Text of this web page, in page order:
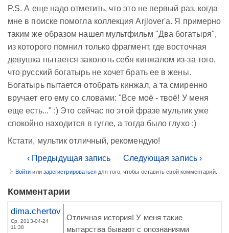
P.S. А еще надо отметить, что это не первый раз, когда
мне в поиске помогла коллекция Arjlover'а. Я примерно
таким же образом нашел мультфильм "Два богатыря",
из которого помнил только фрагмент, где восточная
девушка пытается заколоть себя кинжалом из-за того,
что русский богатырь не хочет брать ее в жены.
Богатырь пытается отобрать кинжал, а та смиренно
вручает его ему со словами: "Все моё - твоё! У меня
еще есть..." :) Это сейчас по этой фразе мультик уже
спокойно находится в гугле, а тогда было глухо :)
Кстати, мультик отличный, рекомендую!
‹ Предыдущая запись
Следующая запись ›
Войти или зарегистрироваться для того, чтобы оставить свой комментарий.
Комментарии
dima.chertov
Ср, 2013-04-24
11:38
Отличная история! У меня такие
мытарства бывают с опознаниями